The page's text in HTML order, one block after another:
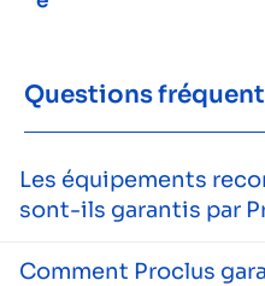
Questions
Les équipements
sont-ils garantis par
Comment Proclus